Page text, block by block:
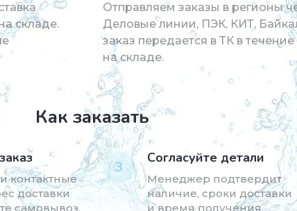
складе.
Отправляем заказы в регионы
Деловые линии, ПЭК, КИТ,
заказ передается в ТК в
на складе.
Как заказать
контактные
доставки
самовывоз.
3 Согласуйте детали
Менеджер подтвердит
наличие, сроки доставки
и время получения.